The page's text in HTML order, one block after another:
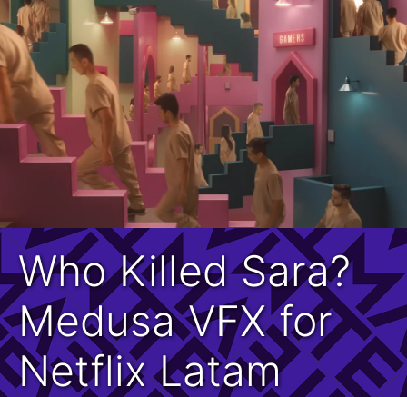
Who Killed Sara?
Medusa VFX for
Netflix Latam